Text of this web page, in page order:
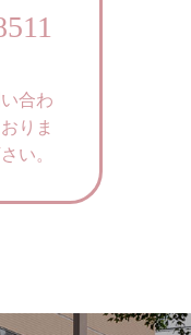
合わ
りま
い。